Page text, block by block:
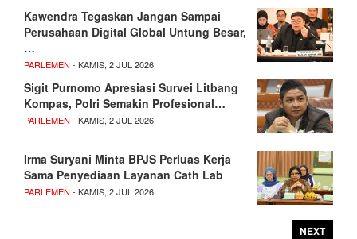
Kawendra Tegaskan Jangan Sampai
Perusahaan Digital Global Untung Besar,
…
PARLEMEN - KAMIS, 2 JUL 2026
Sigit Purnomo Apresiasi Survei Litbang
Kompas, Polri Semakin Profesional…
PARLEMEN - KAMIS, 2 JUL 2026
Irma Suryani Minta BPJS Perluas Kerja
Sama Penyediaan Layanan Cath Lab
PARLEMEN - KAMIS, 2 JUL 2026
NEXT